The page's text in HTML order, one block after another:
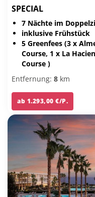
SPECIAL
7 Nächte im
inklusive Frühstück
5 Greenfees (3 x
Course, 1 x La
Course )
Entfernung: 8 km
ab 1.293,00 €/P.